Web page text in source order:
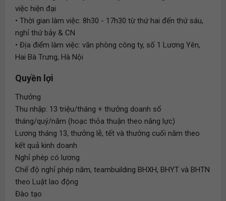
việc hiện đại
• Thời gian làm việc: 8h30 - 17h30 từ thứ hai đến thứ sáu,
nghỉ thứ bảy & CN
• Địa điểm làm việc: văn phòng công ty, số 1 Lương Yên,
Hai Bà Trưng, Hà Nội
Quyền lợi
Thưởng
Thu nhập: 13 triệu/tháng + thưởng doanh số
tháng/quý/năm (hoạc thỏa thuận theo năng lực)
Lương tháng 13, thưởng lễ, tết và thưởng cuối năm theo
kết quả kinh doanh
Nghỉ phép có lương
Chế độ nghỉ phép năm, teambuilding BHXH, BHYT và BHTN
theo Luật lao động
Đào tạo